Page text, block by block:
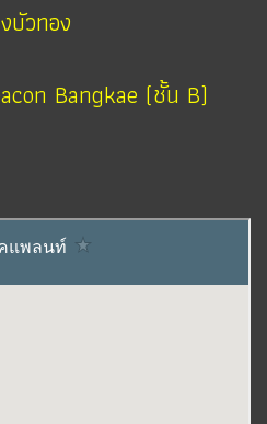
บัวทอง
Bangkae (ชั้น B)